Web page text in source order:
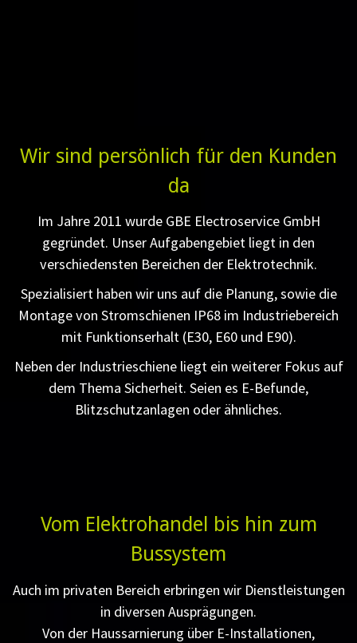
Wir sind persönlich für den Kunden
da
Im Jahre 2011 wurde GBE Electroservice GmbH
gegründet. Unser Aufgabengebiet liegt in den
verschiedensten Bereichen der Elektrotechnik.
Spezialisiert haben wir uns auf die Planung, sowie die
Montage von Stromschienen IP68 im Industriebereich
mit Funktionserhalt (E30, E60 und E90).
Neben der Industrieschiene liegt ein weiterer Fokus auf
dem Thema Sicherheit. Seien es E-Befunde,
Blitzschutzanlagen oder ähnliches.
Vom Elektrohandel bis hin zum
Bussystem
Auch im privaten Bereich erbringen wir Dienstleistungen
in diversen Ausprägungen.
Von der Haussarnierung über E-Installationen,